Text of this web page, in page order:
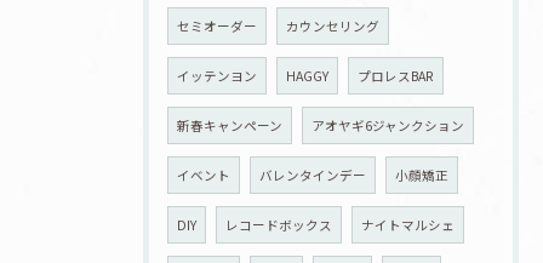
セミオーダー カウンセリング
イッテンヨン HAGGY プロレスBAR
新春キャンペーン アオヤギ6ジャンクション
イベント バレンタインデー 小顔矯正
DIY レコードボックス ナイトマルシェ